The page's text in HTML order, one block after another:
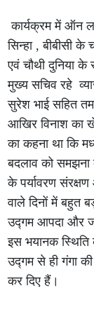
कार्यक्रम में ऑन
सिन्हा , बीबीसी के
एवं चौथी दुनिया
मुख्य सचिव रहे
सुरेश भाई सहित
आखिर विनाश का
का कहना था कि
बदलाव को
के पर्यावरण
वाले दिनों में बहुत
उद्गम आपदा और
इस भयानक स्थिति
उद्गम से ही गंगा
कर दिए हैं।